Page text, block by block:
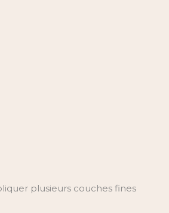
plusieurs couches fines